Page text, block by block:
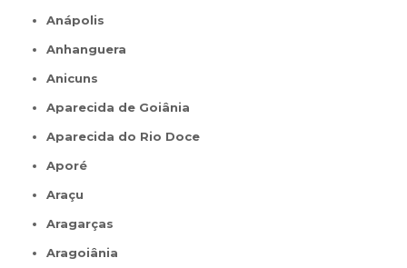
Anápolis
Anhanguera
Anicuns
Aparecida de Goiânia
Aparecida do Rio Doce
Aporé
Araçu
Aragarças
Aragoiânia